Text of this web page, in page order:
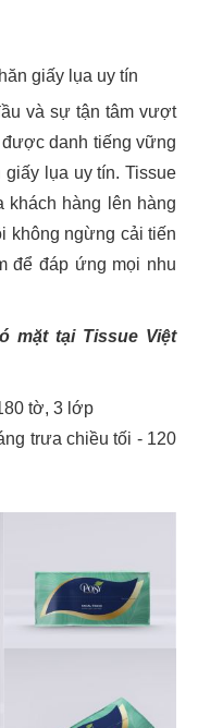
giấy lụa uy tín
và sự tận tâm vượt
danh tiếng vững
lụa uy tín. Tissue
khách hàng lên hàng
không ngừng cải tiến
để đáp ứng mọi nhu
mặt tại Tissue Việt
tờ, 3 lớp
trưa chiều tối - 120